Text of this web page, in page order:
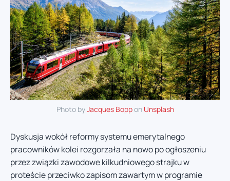
Photo byJacques Boppon Unsplash
Dyskusja wokół reformy systemu emerytalnego
pracowników kolei rozgorzała na nowo po ogłoszeniu
przez związki zawodowe kilkudniowego strajku w
proteście przeciwko zapisom zawartym w programie